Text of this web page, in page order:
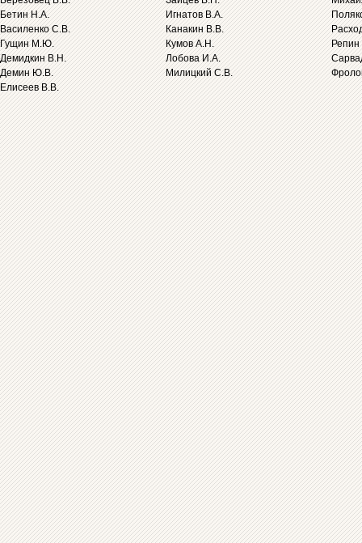
Бетин Н.А.
Василенко С.В.
Гущин М.Ю.
Демидкин В.Н.
Демин Ю.В.
Елисеев В.В.
Игнатов В.А.
Канакин В.В.
Кумов А.Н.
Лобова И.А.
Милицкий С.В.
Репин